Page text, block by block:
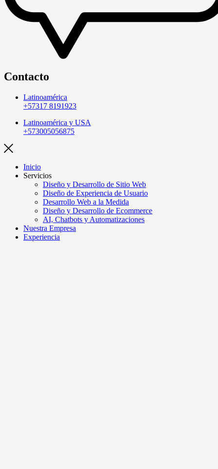
Contacto
Latinoamérica
+57317 8191923
Latinoamérica y USA
+573005056875
Inicio
Servicios
Diseño y Desarrollo de Sitio Web
Diseño de Experiencia de Usuario
Desarrollo Web a la Medida
Diseño y Desarrollo de Ecommerce
AI, Chatbots y Automatizaciones
Nuestra Empresa
Experiencia